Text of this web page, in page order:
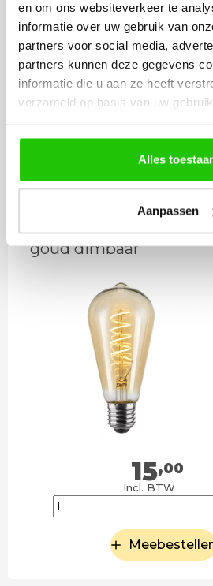
en om ons websiteverkeer te
informatie over uw gebruik van
partners voor social media,
partners kunnen deze gegevens
informatie die u aan ze heeft
verzameld op basis van uw
Alles
Aanpassen
27,50
LED lamp 4 watt E27
goud dimbaar
15,00
Incl. BTW